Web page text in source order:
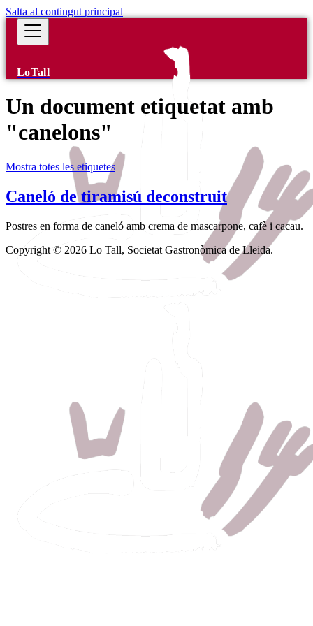
Salta al contingut principal
LoTall
Un document etiquetat amb
"canelons"
Mostra totes les etiquetes
Caneló de tiramisú deconstruit
Postres en forma de caneló amb crema de mascarpone, cafè i cacau.
Copyright © 2026 Lo Tall, Societat Gastronòmica de Lleida.